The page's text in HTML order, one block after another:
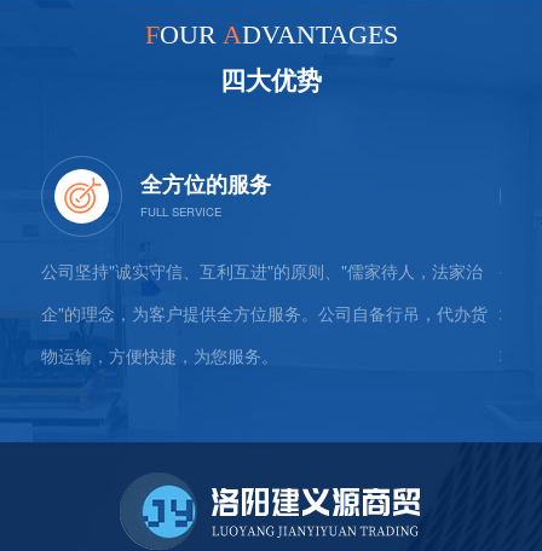
FOUR ADVANTAGES
四大优势
全方位的服务
公司坚持"诚实守信、互利互进"的原则、"儒家待人，法家治
企"的理念，为客户提供全方位服务。公司自备行吊，代办货
物运输，方便快捷，为您服务。
公司
地
较大